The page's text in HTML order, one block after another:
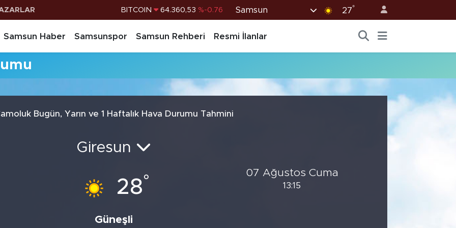
BITCOIN 64.360,53 %-0.76
6574.81 %1.44
Samsun 27°
Samsun Haber Samsunspor Samsun Rehberi Resmi İlanlar
Bugün, Yarın ve 1 Haftalık Hava Durumu Tahmini
Giresun
28°
Güneşli
07 Ağustos Cuma
13:15